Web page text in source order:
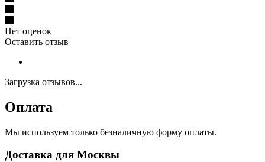
Нет оценок
Оставить отзыв
Загрузка отзывов...
Оплата
Мы используем только безналичную форму оплаты.
Доставка для Москвы